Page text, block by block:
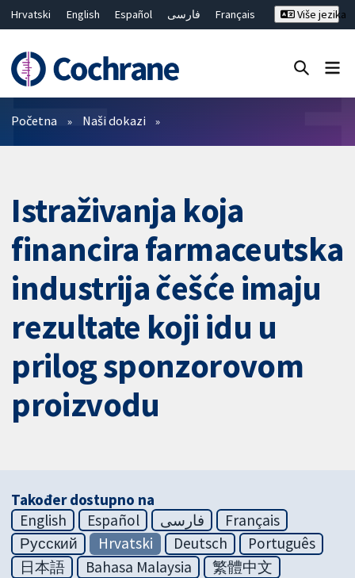
Hrvatski English Español فارسی
Français
繁體中文
简体中文
Više jezika
Prečistači
Početna Naši dokazi
Istraživanja koja
financira farmaceutska
industrija češće imaju
rezultate koji idu u
prilog sponzorovom
proizvodu
Također dostupno na
English
Español فارسی
Français
Русский
Hrvatski Deutsch
Português
日本語
Bahasa Malaysia
繁體中文